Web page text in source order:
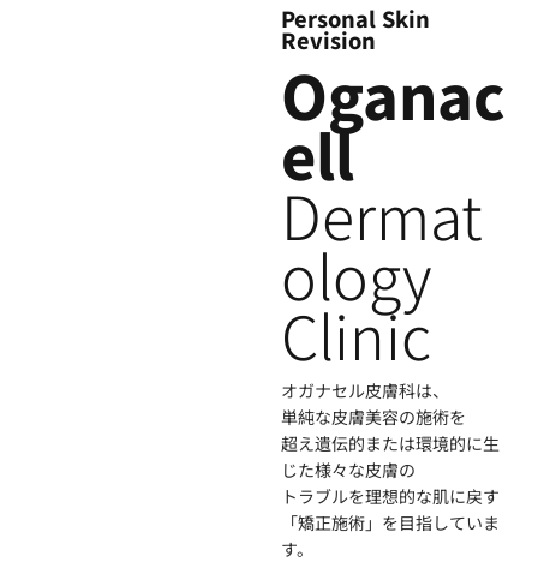
Personal Skin
Revision
Oganac
ell
Dermat
ology
Clinic
オガナセル皮膚科は、
単純な皮膚美容の施術を
超え遺伝的または環境的に生
じた様々な皮膚の
トラブルを理想的な肌に戻す
「矯正施術」を目指していま
す。